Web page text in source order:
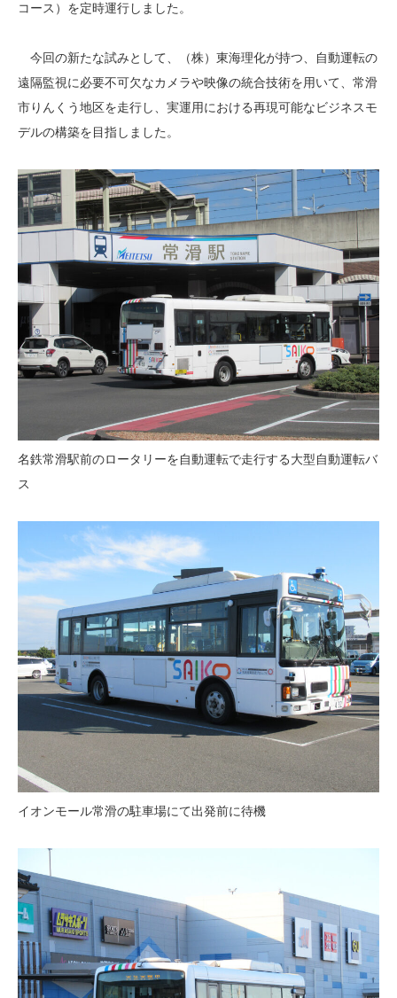
コース）を定時運行しました。
今回の新たな試みとして、（株）東海理化が持つ、自動運転の
遠隔監視に必要不可欠なカメラや映像の統合技術を用いて、常滑
市りんくう地区を走行し、実運用における再現可能なビジネスモ
デルの構築を目指しました。
名鉄常滑駅前のロータリーを自動運転で走行する大型自動運転バ
ス
イオンモール常滑の駐車場にて出発前に待機